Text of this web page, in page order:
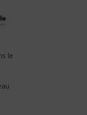
le